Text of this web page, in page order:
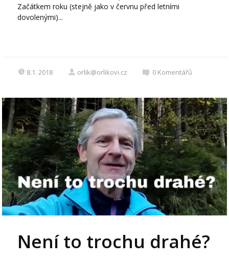
Začátkem roku (stejně jako v červnu před letními
dovolenými)...
8.1. 2018 orlik@orlikovi.cz 0 Komentářů
Není to trochu drahé?